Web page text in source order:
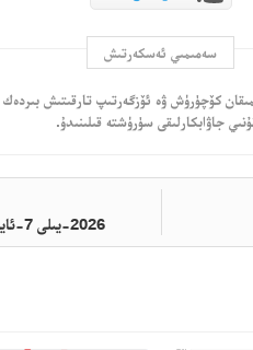
سەمىمىي ئەسكەرتىش
كۆچۈرۈش ۋە ئۆزگەرتىپ تارقىتىش بىردەك
جاۋابكارلىقى سۈرۈشتە قىلىنىدۇ.
2026-يىلى 7-ئاينىڭ 06-كۈندىكى ئالتۇن سودا خۇلاسسىي